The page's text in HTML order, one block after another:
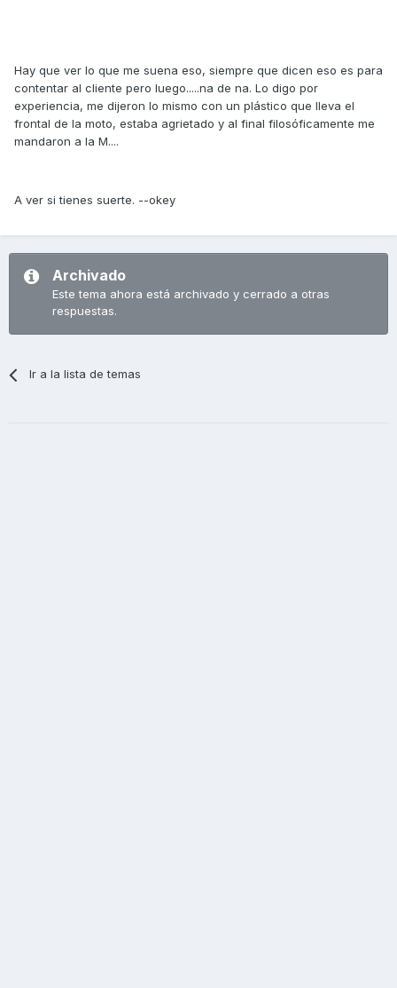
Hay que ver lo que me suena eso, siempre que dicen eso es para
contentar al cliente pero luego.....na de na. Lo digo por
experiencia, me dijeron lo mismo con un plástico que lleva el
frontal de la moto, estaba agrietado y al final filosóficamente me
mandaron a la M....
A ver si tienes suerte. --okey
Archivado
Este tema ahora está archivado y cerrado a otras
respuestas.
Ir a la lista de temas